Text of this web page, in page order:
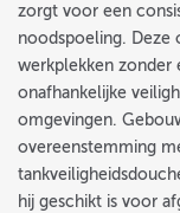
zorgt voor een
noodspoeling. Deze
werkplekken zonder
onafhankelijke
omgevingen.
overeenstemming
hij geschikt is voor